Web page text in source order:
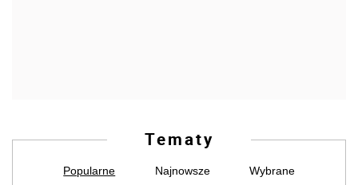
Tematy
Popularne Najnowsze Wybrane